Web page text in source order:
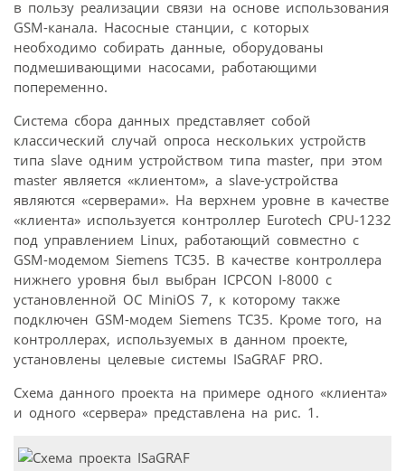
в пользу реализации связи на основе использования
GSM-канала. Насосные станции, с которых
необходимо собирать данные, оборудованы
подмешивающими насосами, работающими
попеременно.
Система сбора данных представляет собой
классический случай опроса нескольких устройств
типа slave одним устройством типа master, при этом
master является «клиентом», а slave-устройства
являются «серверами». На верхнем уровне в качестве
«клиента» используется контроллер Eurotech CPU-1232
под управлением Linux, работающий совместно с
GSM-модемом Siemens TC35. В качестве контроллера
нижнего уровня был выбран ICPCON I-8000 c
установленной ОС MiniOS 7, к которому также
подключен GSM-модем Siemens TC35. Кроме того, на
контроллерах, используемых в данном проекте,
установлены целевые системы ISaGRAF PRO.
Схема данного проекта на примере одного «клиента»
и одного «сервера» представлена на рис. 1.